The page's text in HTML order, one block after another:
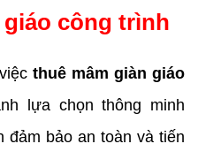
công trình
thuê mâm giàn giáo
lựa chọn thông minh
bảo an toàn và tiến